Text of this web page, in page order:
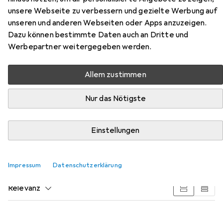
unsere Webseite zu verbessern und gezielte Werbung auf
unseren und anderen Webseiten oder Apps anzuzeigen.
Dazu können bestimmte Daten auch an Dritte und
Werbepartner weitergegeben werden.
Allem zustimmen
Nur das Nötigste
Einstellungen
Impressum Datenschutzerklärung
Zubehör für BKS Panikschlösser
B-23360
Schliesszylinder und Türgriff + Türgarnitur.
Relevanz